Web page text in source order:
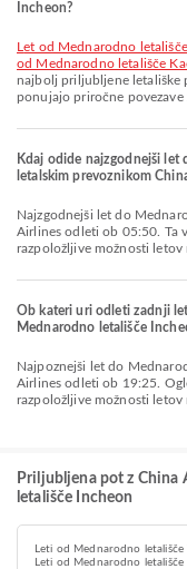
Incheon?
let od Mednarodno
od Mednarodno letališče
najbolj priljubljene letališke
ponujajo priročne povezave
Kdaj odide najzgodnejši let
letalskim prevoznikom
Najzgodnejši let do Mednarodno letališče Incheon z letalsko družbo China
Airlines odleti ob 05:50. Ta
razpoložljive možnosti letov
Ob kateri uri odleti zadnji
Mednarodno letališče
Najpoznejši let do Mednarodno letališče Incheon z letalsko družbo China
Airlines odleti ob 19:25.
razpoložljive možnosti letov
Priljubljena pot z
letališče Incheon
Leti od Mednarodno
Leti od Mednarodno